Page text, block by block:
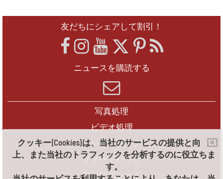
クッキー(Cookies)は、当社のサービスの提供と向
上、また当社のトラフィックを分析するのに役立ちま
す。
友だちにシェアして割引！
ニュースを購読する
写真処理
ビデオ処理
フレームパック
フィードバック
アップグレード